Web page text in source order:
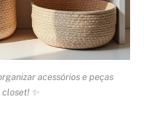
acessórios e peças
closet! ✨